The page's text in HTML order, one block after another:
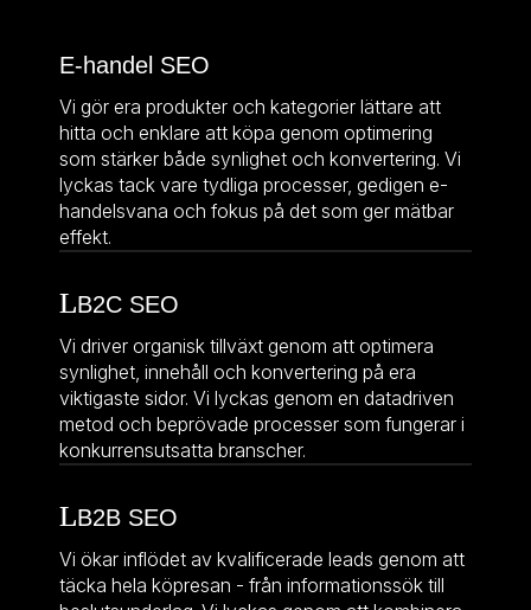
E-handel SEO
Vi gör era produkter och kategorier lättare att
hitta och enklare att köpa genom optimering
som stärker både synlighet och konvertering. Vi
lyckas tack vare tydliga processer, gedigen e-
handelsvana och fokus på det som ger mätbar
effekt.
B2C SEO
Vi driver organisk tillväxt genom att optimera
synlighet, innehåll och konvertering på era
viktigaste sidor. Vi lyckas genom en datadriven
metod och beprövade processer som fungerar i
konkurrensutsatta branscher.
B2B SEO
Vi ökar inflödet av kvalificerade leads genom att
täcka hela köpresan - från informationssök till